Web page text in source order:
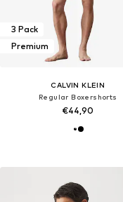
3 Pack
Premium
CALVIN KLEIN
Regular Boxershorts
€44,90